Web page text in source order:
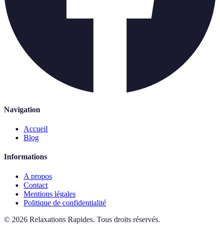
Navigation
Accueil
Blog
Informations
A propos
Contact
Mentions légales
Politique de confidentialité
© 2026 Relaxations Rapides. Tous droits réservés.